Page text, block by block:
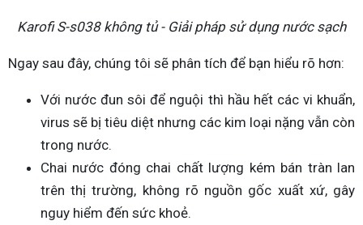
Karofi S-s038 không tủ - Giải pháp sử dụng nước sạch
Ngay sau đây, chúng tôi sẽ phân tích để bạn hiểu rõ hơn:
Với nước đun sôi để nguội thì hầu hết các vi khuẩn,
virus sẽ bị tiêu diệt nhưng các kim loại nặng vẫn còn
trong nước.
Chai nước đóng chai chất lượng kém bán tràn lan
trên thị trường, không rõ nguồn gốc xuất xứ, gây
nguy hiểm đến sức khoẻ.